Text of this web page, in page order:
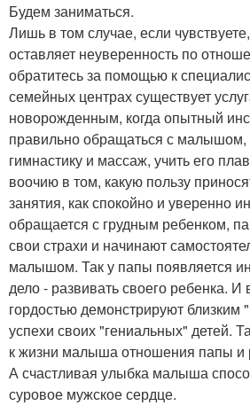
Будем заниматься.
Лишь в том случае, если
оставляет неуверенность по
обратитесь за помощью к
семейных центрах существует
новорожденным, когда опытный
правильно обращаться с малышом,
гимнастику и массаж, учить его
воочию в том, какую пользу
занятия, как спокойно и уверенно
обращается с грудным ребенком,
свои страхи и начинают
малышом. Так у папы появляется
дело - развивать своего ребенка.
гордостью демонстрируют близким
успехи своих "гениальных" детей.
к жизни малыша отношения папы и
А счастливая улыбка малыша
суровое мужское сердце.